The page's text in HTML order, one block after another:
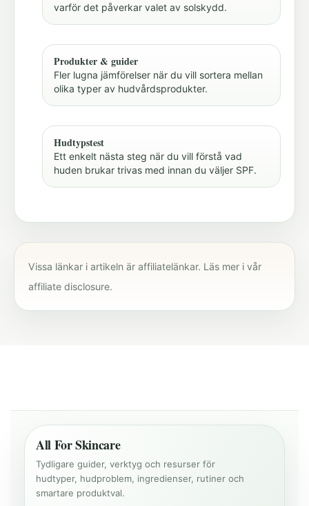
varför det påverkar valet av solskydd.
Produkter & guider
Fler lugna jämförelser när du vill sortera mellan
olika typer av hudvårdsprodukter.
Hudtypstest
Ett enkelt nästa steg när du vill förstå vad
huden brukar trivas med innan du väljer SPF.
Vissa länkar i artikeln är affiliatelänkar. Läs mer i vår
affiliate disclosure.
All For Skincare
Tydligare guider, verktyg och resurser för
hudtyper, hudproblem, ingredienser, rutiner och
smartare produktval.